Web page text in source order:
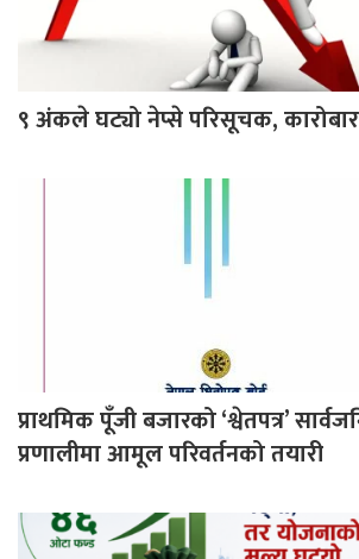
९ अंकले घट्यो नेप्से परिसूचक,
प्राथमिक पूँजी बजारको ‘श्वेतपत्र’
प्रणालीमा आमूल परिवर्तनको तयारी